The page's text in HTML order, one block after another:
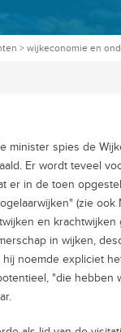
> wijkeconomie en
minister spies de
Er wordt teveel
er in de toen
(zie ook
en
in wijken,
noemde expliciet
"die hebben